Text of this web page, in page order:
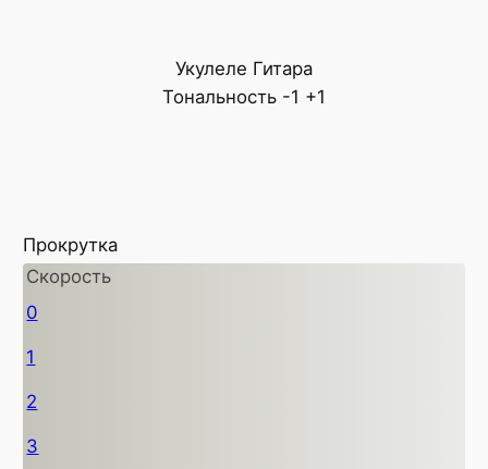
Укулеле Гитара
Тональность -1 +1
Прокрутка
Скорость
0
1
2
3